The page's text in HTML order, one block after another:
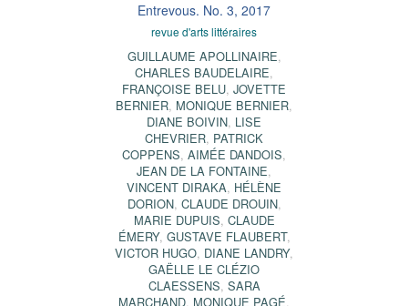
Entrevous. No. 3, 2017
revue d'arts littéraires
GUILLAUME APOLLINAIRE,
CHARLES BAUDELAIRE,
FRANÇOISE BELU, JOVETTE
BERNIER, MONIQUE BERNIER,
DIANE BOIVIN, LISE
CHEVRIER, PATRICK
COPPENS, AIMÉE DANDOIS,
JEAN DE LA FONTAINE,
VINCENT DIRAKA, HÉLÈNE
DORION, CLAUDE DROUIN,
MARIE DUPUIS, CLAUDE
ÉMERY, GUSTAVE FLAUBERT,
VICTOR HUGO, DIANE LANDRY,
GAËLLE LE CLÉZIO
CLAESSENS, SARA
MARCHAND, MONIQUE PAGÉ,